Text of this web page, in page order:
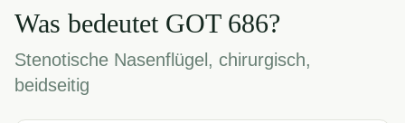
Was bedeutet GOT 686?
Stenotische Nasenflügel, chirurgisch,
beidseitig